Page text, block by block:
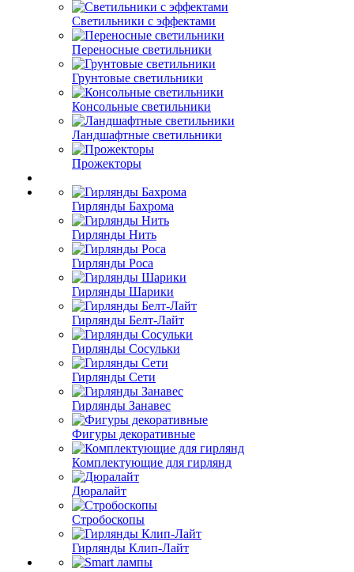
Светильники с эффектами
Переносные светильники
Грунтовые светильники
Консольные светильники
Ландшафтные светильники
Прожекторы
Гирлянды Бахрома
Гирлянды Нить
Гирлянды Роса
Гирлянды Шарики
Гирлянды Белт-Лайт
Гирлянды Сосульки
Гирлянды Сети
Гирлянды Занавес
Фигуры декоративные
Комплектующие для гирлянд
Дюралайт
Стробоскопы
Гирлянды Клип-Лайт